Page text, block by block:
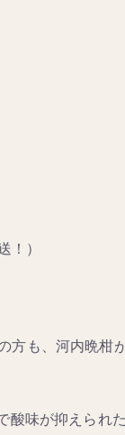
！）
も、河内晩柑
酸味が抑えられ